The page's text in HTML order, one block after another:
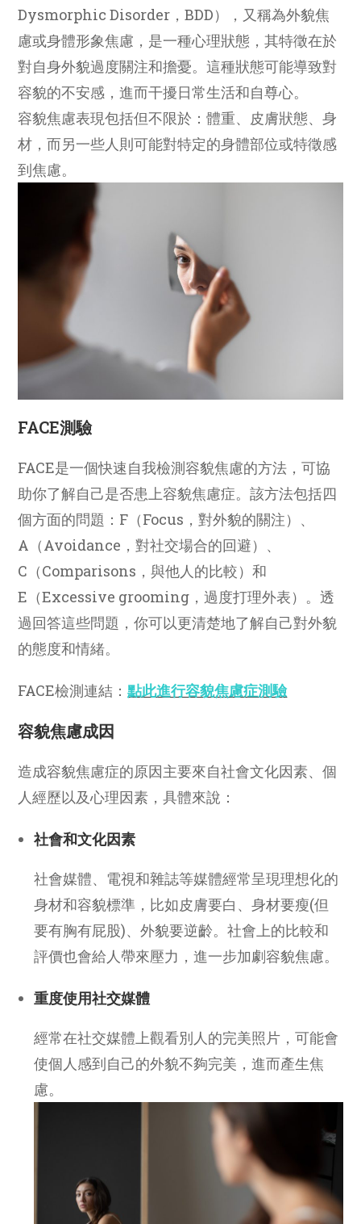
Dysmorphic Disorder，BDD），又稱為外貌焦
慮或身體形象焦慮，是一種心理狀態，其特徵在於
對自身外貌過度關注和擔憂。這種狀態可能導致對
容貌的不安感，進而干擾日常生活和自尊心。
容貌焦慮表現包括但不限於：體重、皮膚狀態、身
材，而另一些人則可能對特定的身體部位或特徵感
到焦慮。
FACE測驗
FACE是一個快速自我檢測容貌焦慮的方法，可協
助你了解自己是否患上容貌焦慮症。該方法包括四
個方面的問題：F（Focus，對外貌的關注）、
A（Avoidance，對社交場合的回避）、
C（Comparisons，與他人的比較）和
E（Excessive grooming，過度打理外表）。透
過回答這些問題，你可以更清楚地了解自己對外貌
的態度和情緒。
FACE檢測連結：點此進行容貌焦慮症測驗
容貌焦慮成因
造成容貌焦慮症的原因主要來自社會文化因素、個
人經歷以及心理因素，具體來說：
社會和文化因素
社會媒體、電視和雜誌等媒體經常呈現理想化的
身材和容貌標準，比如皮膚要白、身材要瘦(但
要有胸有屁股)、外貌要逆齡。社會上的比較和
評價也會給人帶來壓力，進一步加劇容貌焦慮。
重度使用社交媒體
經常在社交媒體上觀看別人的完美照片，可能會
使個人感到自己的外貌不夠完美，進而產生焦
慮。